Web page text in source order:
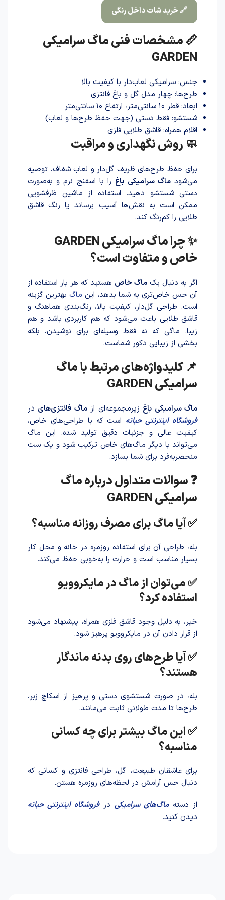
🔗 خرید شات داخل رنگی
📏 مشخصات فنی ماگ سرامیکی
GARDEN
جنس: سرامیکی لعاب‌دار با کیفیت بالا
طرح‌ها: چهار مدل گل و باغ فانتزی
ابعاد: قطر ۱۰ سانتی‌متر، ارتفاع ۱۰ سانتی‌متر
شستشو: فقط دستی (جهت حفظ طرح‌ها و لعاب)
اقلام همراه: قاشق طلایی فلزی
🧼 روش نگهداری و مراقبت
برای حفظ طرح‌های ظریف گل‌دار و لعاب شفاف، توصیه
می‌شودماگ سرامیکی باغ را با اسفنج نرم و به‌صورت
دستی شستشو دهید. استفاده از ماشین ظرفشویی
ممکن است به نقش‌ها آسیب برساند یا رنگ قاشق
طلایی را کم‌رنگ کند.
✨ چرا ماگ سرامیکی GARDEN
خاص و متفاوت است؟
اگر به دنبال یک ماگ خاص هستید که هر بار استفاده از
آن حس خاص‌تری به شما بدهد، این ماگ بهترین گزینه
است. طراحی گل‌دار، کیفیت بالا، رنگ‌بندی هماهنگ و
قاشق طلایی باعث می‌شود که هم کاربردی باشد و هم
زیبا. ماگی که نه فقط وسیله‌ای برای نوشید‌ن، بلکه
بخشی از زیبایی دکور شماست.
📌 کلیدواژه‌های مرتبط با ماگ
سرامیکی GARDEN
ماگ سرامیکی باغ زیرمجموعه‌ای ازماگ فانتزیهای در
فروشگاه اینترنتی حبانه است که با طراحی‌های خاص،
کیفیت عالی و جزئیات دقیق تو‌لید شد‌ه. این ماگ
می‌تواند با دیگر ماگ‌های خاص ترکیب شود و یک ست
منحصر‌به‌فرد برای شما بسازد.
❓ سوالات متداول درباره ماگ
سرامیکی GARDEN
✅ آیا ماگ برای مصرف روزانه مناسبه؟
بله، طراحی آن برای استفاده روزمره در خانه و محل کار
بسیار مناسب است و حرارت را به‌خوبی حفظ می‌کند.
✅ می‌توان از ماگ در مایکروویو
استفاده کرد؟
خیر، به دلیل وجود قاشق فلزی همراه، پیشنهاد می‌شود
از قر‌ار داد‌ن آن در مایکروویو پرهیز شود.
✅ آیا طرح‌های روی بدنه ماندگار
هستند؟
بله، در صورت شستشوی دستی و پرهیز از اسکاچ زبر،
طرح‌ها تا مدت طولانی ثابت می‌مانند.
✅ این ماگ بیشتر برای چه کسانی
مناسبه؟
برای عاشقان طبیعت، گل، طراحی فانتزی و کسانی که
دنبال حس آرامش در لحظه‌های روزمره هستن.
از دستهماگ‌های سرامیکیدرفروشگاه اینترنتی حبانه
دیدن کنید.